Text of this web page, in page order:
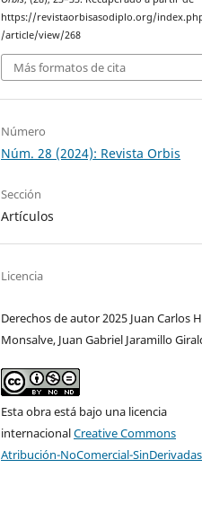
https://revistaorbisasodiplo.org/
/article/view/268
Más formatos de cita
Número
Núm. 28 (2024): Revista Orbis
Sección
Artículos
Licencia
Derechos de autor 2025 Juan Carlos
Monsalve, Juan Gabriel Jaramillo
Esta obra está bajo una licencia
internacionalCreative Commons
Atribución-NoComercial-